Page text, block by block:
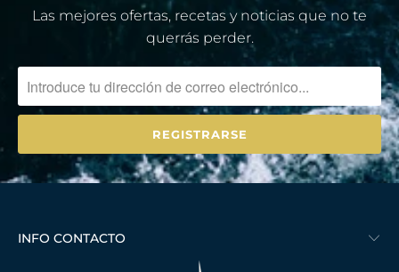
Las mejores ofertas, recetas y noticias que no te
querrás perder.
INFO CONTACTO